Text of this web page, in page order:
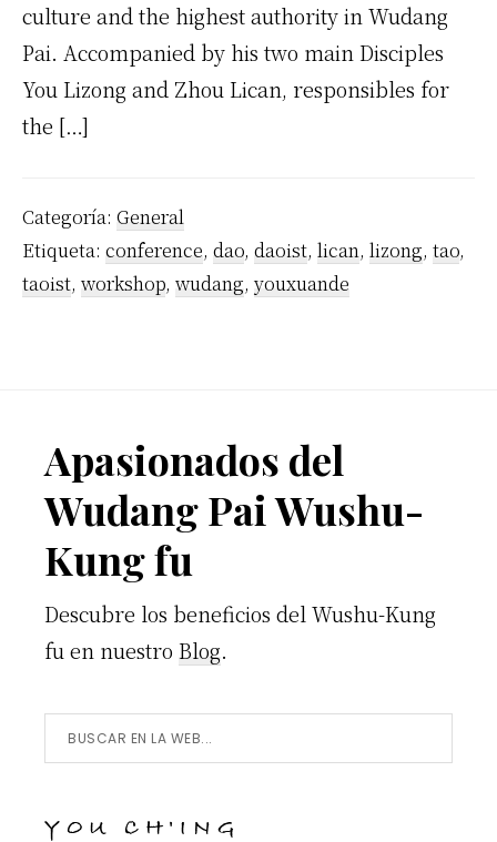
culture and the highest authority in Wudang
Pai. Accompanied by his two main Disciples
You Lizong and Zhou Lican, responsibles for
the […]
Categoría: General
Etiqueta: conference, dao, daoist, lican, lizong, tao,
taoist, workshop, wudang, youxuande
Footer
Apasionados del
Wudang Pai Wushu-
Kung fu
Descubre los beneficios del Wushu-Kung
fu en nuestro Blog.
Buscar
en
YOU CH'ING